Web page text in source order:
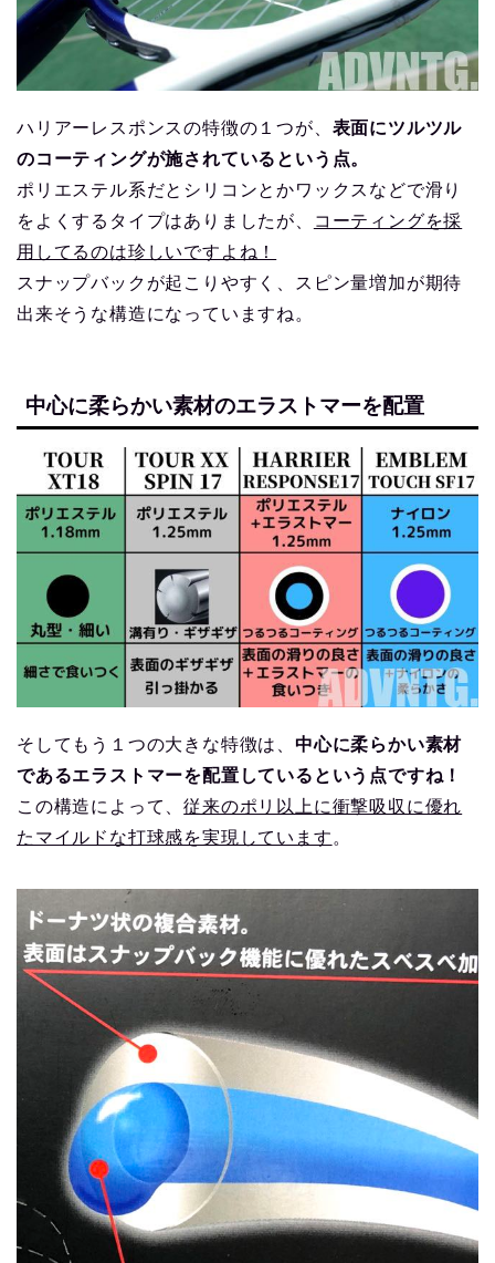
ハリアーレスポンスの特徴の１つが、 表面にツルツル
のコーティングが施されているという点。
ポリエステル系だとシリコンとかワックスなどで滑り
をよくするタイプはありましたが、
コーティングを採
用してるのは珍しいですよね！
スナップバックが起こりやすく、スピン量増加が期待
出来そうな構造になっていますね。
中心に柔らかい素材のエラストマーを配置
そしてもう１つの大きな特徴は、 中心に柔らかい素材
であるエラストマーを配置しているという点ですね！
この構造によって、従来のポリ以上に衝撃吸収に優れ
たマイルドな打球感を実現しています 。